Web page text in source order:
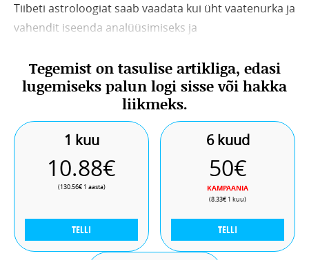
Tiibeti astroloogiat saab vaadata kui üht vaatenurka ja
vahendit iseenda analüüsimiseks ja
nurkade alt end tunned, seda lihtsam on sul elus
hakkama saada.Mastermindi juhtis Telegrami Imede
Hommiku Podcasti saatejuht Anneli Roots, kes ise on
olnud vaimsel teekonnal viimased 7 aastat ning tal
endalgi on jagada astroloogiaga soetud kogemusi.
Tegemist on tasulise artikliga, edasi
lugemiseks palun logi sisse või hakka
liikmeks.
1 kuu
10.88€
(130.56€ 1 aasta)
TELLI
6 kuud
50€
KAMPAANIA
(8.33€ 1 kuu)
TELLI